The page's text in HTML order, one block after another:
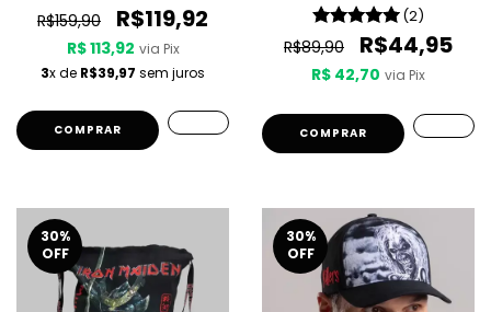
R$159,90
R$119,92
R$ 113,92 via Pix
3x de R$39,97 sem juros
COMPRAR
(2)
R$89,90 R$44,95
R$ 42,70 via Pix
COMPRAR
30%
OFF
30%
OFF